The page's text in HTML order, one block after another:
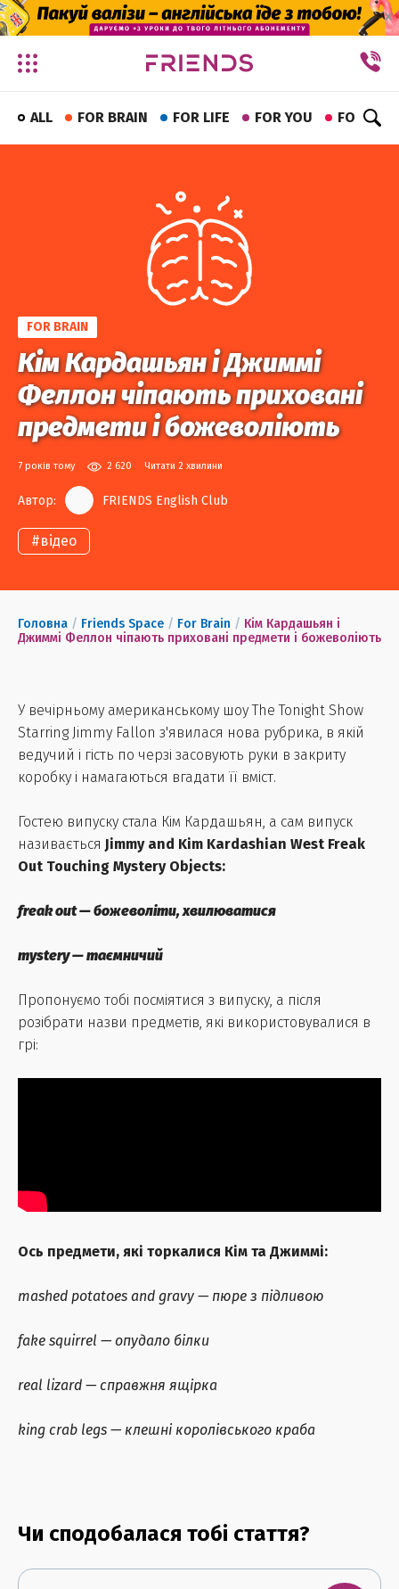
✕
ALL FOR BRAIN FOR LIFE FOR YOU FOR FUN
FOR BRAIN
Кім Кардашьян і Джиммі
Феллон чіпають приховані
предмети і божеволіють
7 років тому 2 620 Читати 2 хвилини
Автор: FRIENDS English Club
#відео
Головна / Friends Space / For Brain / Кім Кардашьян і
Джиммі Феллон чіпають приховані предмети і божеволіють
У вечірньому американському шоу The Tonight Show
Starring Jimmy Fallon з'явилася нова рубрика, в якій
ведучий і гість по черзі засовують руки в закриту
коробку і намагаються вгадати її вміст.
Гостею випуску стала Кім Кардашьян, а сам випуск
називається Jimmy and Kim Kardashian West Freak
Out Touching Mystery Objects:
freak out — божеволіти, хвилюватися
mystery — таємничий
Пропонуємо тобі посміятися з випуску, а після
розібрати назви предметів, які використовувалися в
грі:
Ось предмети, які торкалися Кім та Джиммі:
mashed potatoes and gravy — пюре з підливою
fake squirrel — опудало білки
real lizard — справжня ящірка
king crab legs — клешні королівського краба
Чи сподобалася тобі стаття?